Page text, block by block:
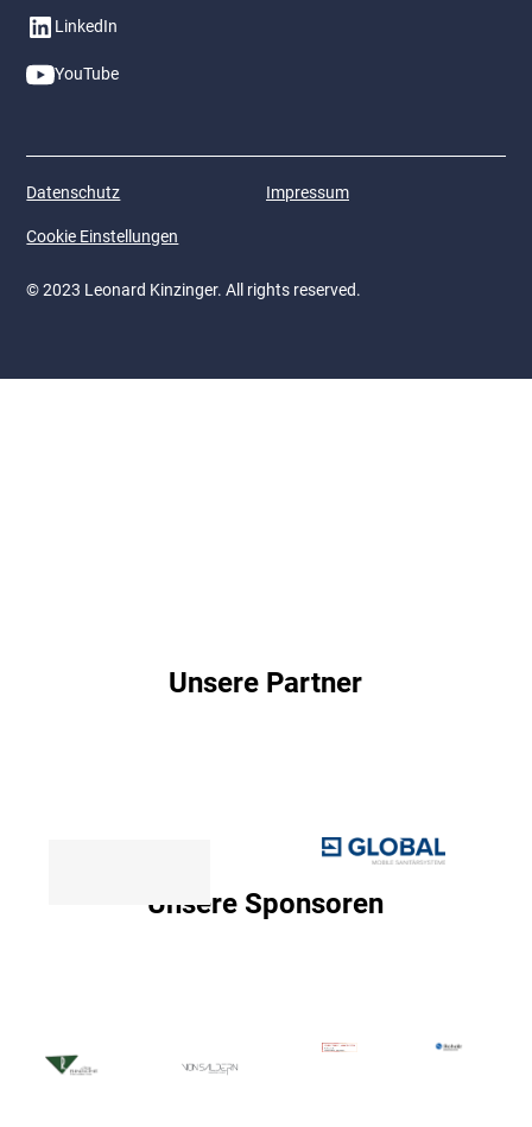
LinkedIn
YouTube
© 2023 Leonard Kinzinger. All rights reserved.
Datenschutz Impressum
Cookie Einstellungen
Unsere Partner
Unsere Sponsoren